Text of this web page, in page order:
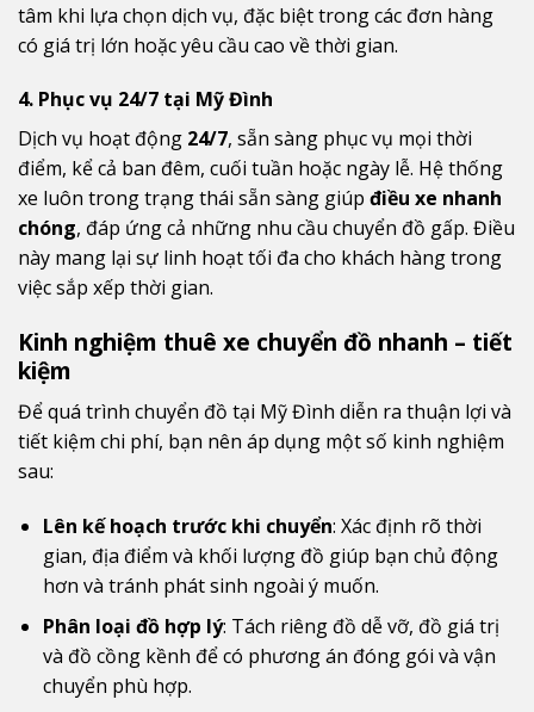
tâm khi lựa chọn dịch vụ, đặc biệt trong các đơn hàng
có giá trị lớn hoặc yêu cầu cao về thời gian.
4. Phục vụ 24/7 tại Mỹ Đình
Dịch vụ hoạt động 24/7, sẵn sàng phục vụ mọi thời
điểm, kể cả ban đêm, cuối tuần hoặc ngày lễ. Hệ thống
xe luôn trong trạng thái sẵn sàng giúp điều xe nhanh
chóng, đáp ứng cả những nhu cầu chuyển đồ gấp. Điều
này mang lại sự linh hoạt tối đa cho khách hàng trong
việc sắp xếp thời gian.
Kinh nghiệm thuê xe chuyển đồ nhanh – tiết
kiệm
Để quá trình chuyển đồ tại Mỹ Đình diễn ra thuận lợi và
tiết kiệm chi phí, bạn nên áp dụng một số kinh nghiệm
sau:
Lên kế hoạch trước khi chuyển: Xác định rõ thời
gian, địa điểm và khối lượng đồ giúp bạn chủ động
hơn và tránh phát sinh ngoài ý muốn.
Phân loại đồ hợp lý: Tách riêng đồ dễ vỡ, đồ giá trị
và đồ cồng kềnh để có phương án đóng gói và vận
chuyển phù hợp.